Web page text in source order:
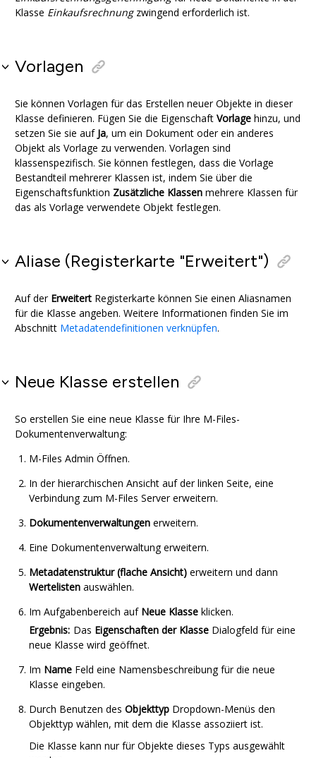
Klasse Einkaufsrechnungzwingend erforderlich ist.
Vorlagen
Sie können Vorlagen für das Erstellen neuer Objekte in dieser
Klasse definieren. Fügen Sie die Eigenschaft Vorlage hinzu, und
setzen Sie sie auf Ja, um ein Dokument oder ein anderes
Objekt als Vorlage zu verwenden. Vorlagen sind
klassenspezifisch. Sie können festlegen, dass die Vorlage
Bestandteil mehrerer Klassen ist, indem Sie über die
Eigenschaftsfunktion Zusätzliche Klassen mehrere Klassen für
das als Vorlage verwendete Objekt festlegen.
Aliase (Registerkarte "Erweitert")
Auf der Erweitert Registerkarte können Sie einen Aliasnamen
für die Klasse angeben. Weitere Informationen finden Sie im
Abschnitt Metadatendefinitionen verknüpfen.
Neue Klasse erstellen
So erstellen Sie eine neue Klasse für Ihre M-Files-
Dokumentenverwaltung:
M-Files Admin Öffnen.
In der hierarchischen Ansicht auf der linken Seite, eine
Verbindung zum M-Files Server erweitern.
Dokumentenverwaltungen erweitern.
Eine Dokumentenverwaltung erweitern.
Metadatenstruktur (flache Ansicht) erweitern und dann
Wertelisten auswählen.
Im Aufgabenbereich auf Neue Klasse klicken.
Ergebnis: Das Eigenschaften der Klasse Dialogfeld für eine
neue Klasse wird geöffnet.
Im Name Feld eine Namensbeschreibung für die neue
Klasse eingeben.
Durch Benutzen des Objekttyp Dropdown-Menüs den
Objekttyp wählen, mit dem die Klasse assoziiert ist.
Die Klasse kann nur für Objekte dieses Typs ausgewählt